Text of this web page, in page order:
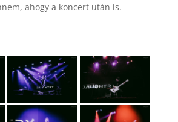
ahogy a koncert után is.